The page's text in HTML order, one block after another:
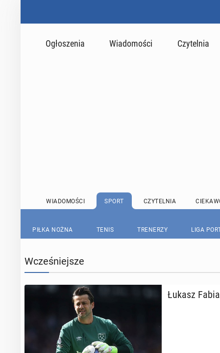
Ogłoszenia Wiadomości Czytelnia
WIADOMOŚCI SPORT CZYTELNIA
PIŁKA NOŻNA TENIS TRENERZY LIGA
Wcześniejsze
Łukasz